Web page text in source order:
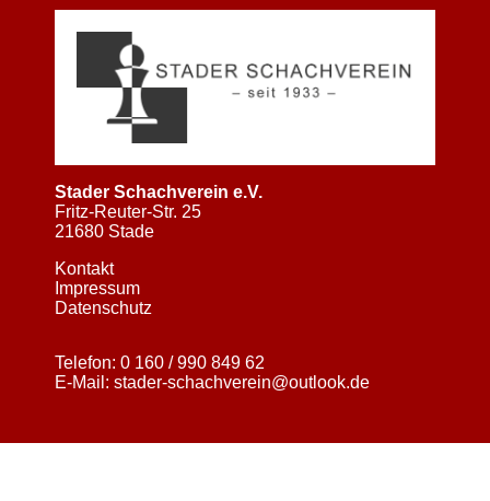
Stader Schachverein e.V.
Fritz-Reuter-Str. 25
21680 Stade
Kontakt
Impressum
Datenschutz
Telefon: 0 160 / 990 849 62
E-Mail: stader-schachverein@outlook.de